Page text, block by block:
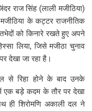
राज सिंह (लाली मजीठिया)
मजीठिया के कट्टर राजनीतिक
को किनारे रखते हुए अपने
लिया, जिसे मजीठा चुनाव
देखा जा रहा है।
से रिहा होने के बाद उनके
एक बड़े कदम के तौर पर देखा
ही शिरोमणि अकाली दल ने